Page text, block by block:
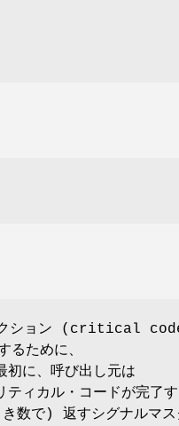
セクション (critical
ために、
に、呼び出し元は
ィカル・コードが完了
数で) 返すシグナルマス